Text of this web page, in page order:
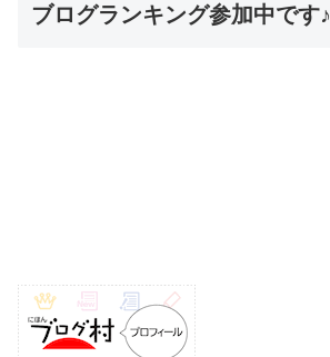
ブログランキング参加中です♪